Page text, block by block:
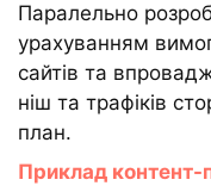
Паралельно
урахуванням
сайтів та
ніш та трафіків
план.
Приклад контент-